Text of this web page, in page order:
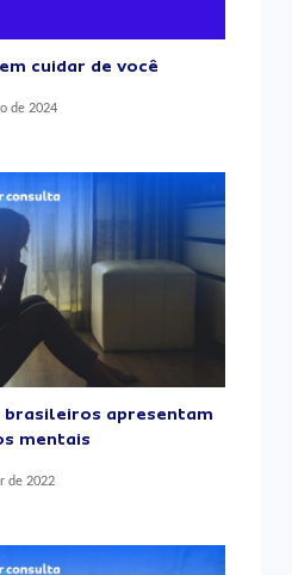
cuidar de você
de 2024
brasileiros apresentam
mentais
de 2022